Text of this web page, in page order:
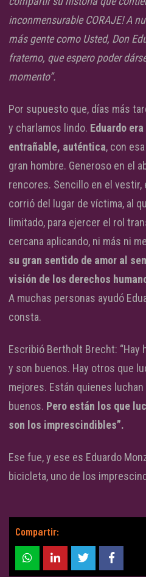
inconmensurable CORAJE! A
más gente como Usted, Don
fraterno, que espero poder
momento”.
Por supuesto que, días más
y charlamos lindo. Eduardo
entrañable, auténtica, con
gran hombre. Generoso en el
rencores. Sencillo en el vestir,
corrió del lugar de víctima, al
limitado, para ejercer el rol
cercana aplicando, ni más ni
su gran sentido de amor al
visión de los derechos
A muchas personas ayudó
consta.
Escribió Bertholt Brecht: “Hay
y son buenos. Hay otros que
mejores. Están quienes
buenos. Pero están los que
son los imprescindibles”.
Ese fue, y ese es Eduardo
bicicleta, uno de los
Compartir: